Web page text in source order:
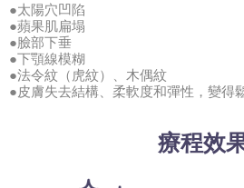
●太陽穴凹陷
●蘋果肌扁塌
●臉部下垂
●下顎線模糊
●法令紋（虎紋）、木偶紋
●皮膚失去結構、柔軟度和彈性，變得
療程效